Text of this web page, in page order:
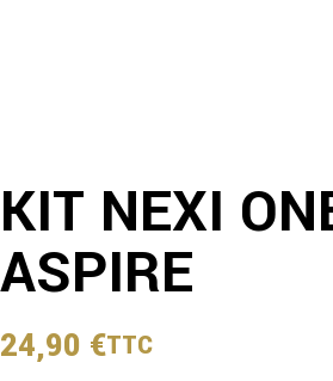
KIT NEXI
ASPIRE
24,90 €TTC